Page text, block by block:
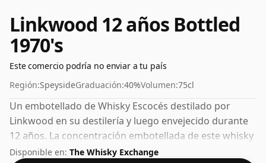
Linkwood 12 años Bottled
1970's
Este comercio podría no enviar a tu país
Región:SpeysideGraduación:40%Volumen:75cl
Un embotellado de Whisky Escocés destilado por
Linkwood en su destilería y luego envejecido durante
12 años. La concentración embotellada de este whisky
es del 40%, que se encuentra en el extremo inferior de
Disponible en: The Whisky Exchange